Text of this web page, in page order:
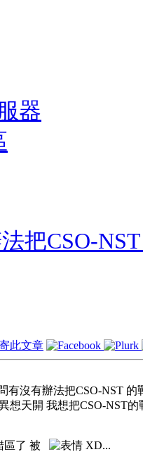
器
把CSO-
有沒有辦法把CSO-NST
想天開 我想把CSO-NST
區了 被 XD...